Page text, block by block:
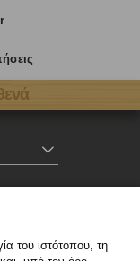
του ιστότοπου, τη